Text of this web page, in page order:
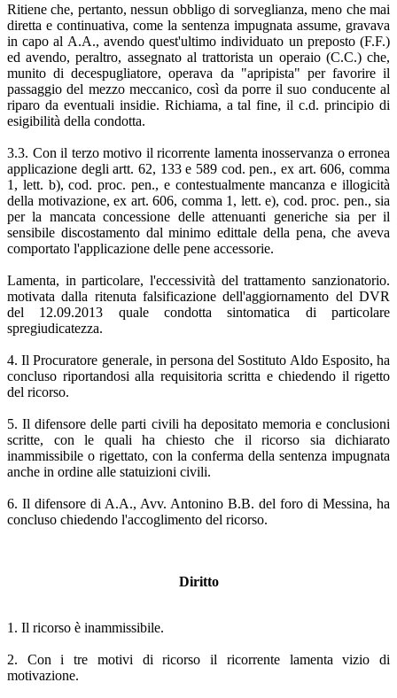
Ritiene che, pertanto, nessun obbligo di sorveglianza, meno che mai
diretta e continuativa, come la sentenza impugnata assume, gravava
in capo al A.A., avendo quest'ultimo individuato un preposto (F.F.)
ed avendo, peraltro, assegnato al trattorista un operaio (C.C.) che,
munito di decespugliatore, operava da "apripista" per favorire il
passaggio del mezzo meccanico, così da porre il suo conducente al
riparo da eventuali insidie. Richiama, a tal fine, il c.d. principio di
esigibilità della condotta.
3.3. Con il terzo motivo il ricorrente lamenta inosservanza o erronea
applicazione degli artt. 62, 133 e 589 cod. pen., ex art. 606, comma
1, lett. b), cod. proc. pen., e contestualmente mancanza e illogicità
della motivazione, ex art. 606, comma 1, lett. e), cod. proc. pen., sia
per la mancata concessione delle attenuanti generiche sia per il
sensibile discostamento dal minimo edittale della pena, che aveva
comportato l'applicazione delle pene accessorie.
Lamenta, in particolare, l'eccessività del trattamento sanzionatorio.
motivata dalla ritenuta falsificazione dell'aggiornamento del DVR
del 12.09.2013 quale condotta sintomatica di particolare
spregiudicatezza.
4. Il Procuratore generale, in persona del Sostituto Aldo Esposito, ha
concluso riportandosi alla requisitoria scritta e chiedendo il rigetto
del ricorso.
5. Il difensore delle parti civili ha depositato memoria e conclusioni
scritte, con le quali ha chiesto che il ricorso sia dichiarato
inammissibile o rigettato, con la conferma della sentenza impugnata
anche in ordine alle statuizioni civili.
6. Il difensore di A.A., Avv. Antonino B.B. del foro di Messina, ha
concluso chiedendo l'accoglimento del ricorso.
Diritto
1. Il ricorso è inammissibile.
2. Con i tre motivi di ricorso il ricorrente lamenta vizio di
motivazione.